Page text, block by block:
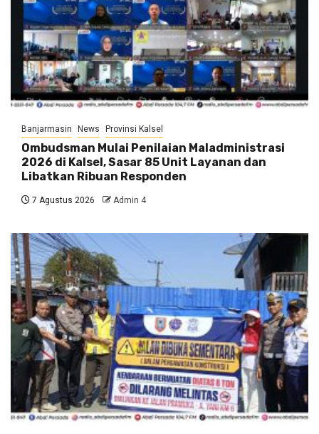
Banjarmasin News Provinsi Kalsel
Ombudsman Mulai Penilaian Maladministrasi
2026 di Kalsel, Sasar 85 Unit Layanan dan
Libatkan Ribuan Responden
7 Agustus 2026 Admin 4